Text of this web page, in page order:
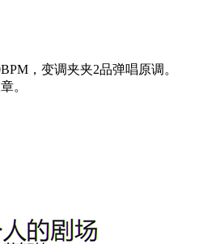
，变调夹夹2品弹唱原调。
。